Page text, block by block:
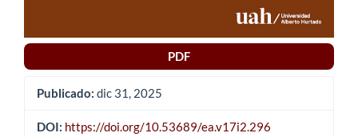
PDF
Publicado: dic 31, 2025
DOI: https://doi.org/10.53689/ea.v17i2.296